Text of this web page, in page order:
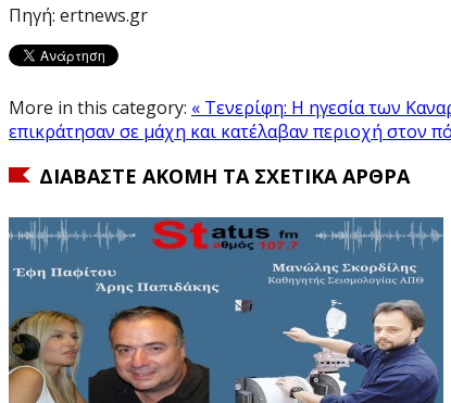
Πηγή: ertnews.gr
More in this category: « Τενερίφη: Η ηγεσία των
επικράτησαν σε μάχη και κατέλαβαν περιοχή στον
ΔΙΑΒΆΣΤΕ ΑΚΌΜΗ ΤΑ ΣΧΕΤΙΚΆ ΆΡΘΡΑ